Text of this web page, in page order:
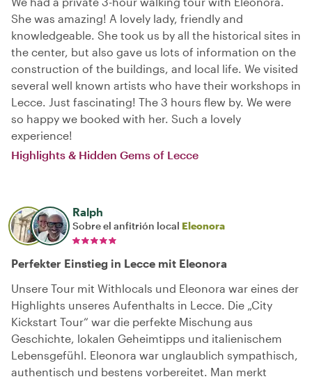
She was amazing! A lovely lady, friendly and
knowledgeable. She took us by all the historical sites in
the center, but also gave us lots of information on the
construction of the buildings, and local life. We visited
several well known artists who have their workshops in
Lecce. Just fascinating! The 3 hours flew by. We were
so happy we booked with her. Such a lovely
experience!
Highlights & Hidden Gems of Lecce
Ralph
Sobre el anfitrión local Eleonora
Perfekter Einstieg in Lecce mit Eleonora
Unsere Tour mit Withlocals und Eleonora war eines der
Highlights unseres Aufenthalts in Lecce. Die „City
Kickstart Tour“ war die perfekte Mischung aus
Geschichte, lokalen Geheimtipps und italienischem
Lebensgefühl. Eleonora war unglaublich sympathisch,
authentisch und bestens vorbereitet. Man merkt